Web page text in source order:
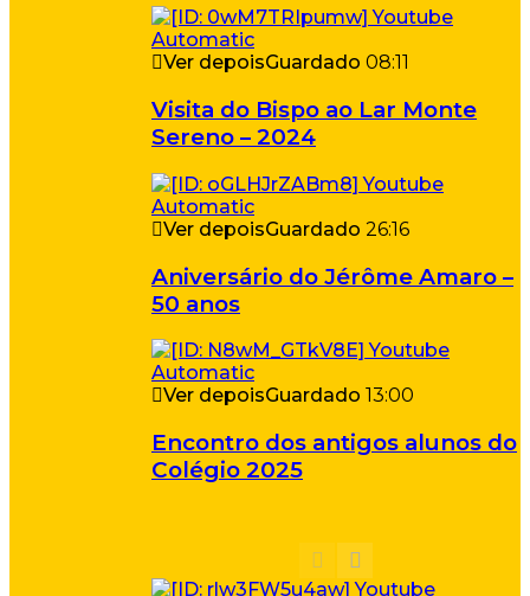
Ver depoisGuardado 08:11
Visita do Bispo ao Lar Monte
Sereno – 2024
Ver depoisGuardado 26:16
Aniversário do Jérôme Amaro –
50 anos
Ver depoisGuardado 13:00
Encontro dos antigos alunos do
Colégio 2025